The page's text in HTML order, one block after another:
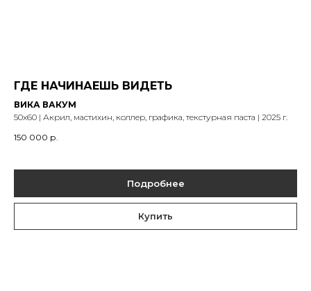
ГДЕ НАЧИНАЕШЬ ВИДЕТЬ
ВИКА ВАКУМ
50х60 | Акрил, мастихин, коллер, графика, текстурная паста | 2025 г.
150 000 р.
Подробнее
Купить